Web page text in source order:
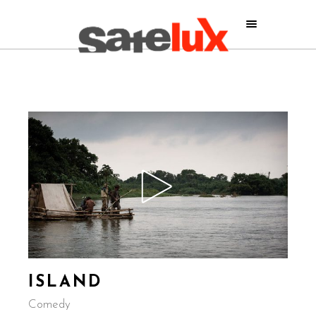
ISLAND
Comedy